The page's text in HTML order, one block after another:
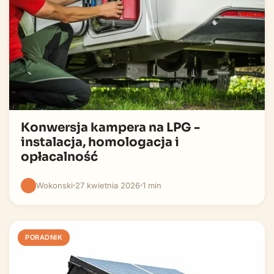
Konwersja kampera na LPG -
instalacja, homologacja i
opłacalność
Wokonski 27 kwietnia 2026 1 min
PORADNIK